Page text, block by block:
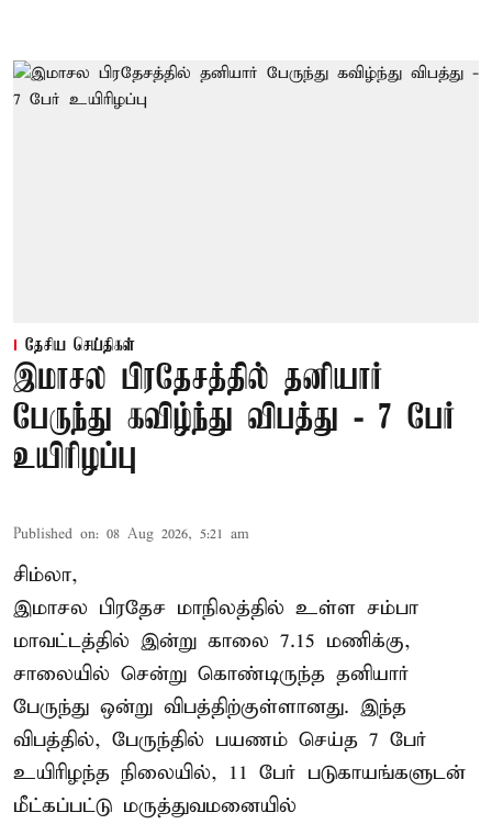
தேசிய செய்திகள்
இமாசல பிரதேசத்தில் தனியார்
பேருந்து கவிழ்ந்து விபத்து - 7 பேர்
உயிரிழப்பு
Published on: 08 Aug 2026, 5:21 am
சிம்லா,
இமாசல பிரதேச மாநிலத்தில் உள்ள சம்பா
மாவட்டத்தில் இன்று காலை 7.15 மணிக்கு,
சாலையில் சென்று கொண்டிருந்த தனியார்
பேருந்து ஒன்று விபத்திற்குள்ளானது. இந்த
விபத்தில், பேருந்தில் பயணம் செய்த 7 பேர்
உயிரிழந்த நிலையில், 11 பேர் படுகாயங்களுடன்
மீட்கப்பட்டு மருத்துவமனையில்